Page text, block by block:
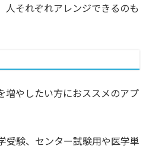
人それぞれアレンジできるのも
増やしたい方におススメのアプ
受験、センター試験用や医学単